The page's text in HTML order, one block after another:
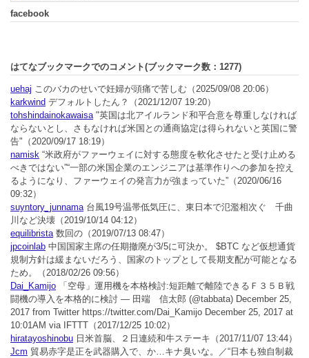
facebook
はてなブックマークでのコメント(ブックマーク数： 1277)
uehaj このバカのせいで妊婦が頭痛で苦しむ （2025/09/08 20:06）
karkwind デフォルトしたん？
（2021/12/07 19:20）
tohshindainokawaisa"英国は北アイルランド和平合意を尊重しなければ
ならないとし、さもなければ米国との通商協定は得られないと英国に警
告" （2020/09/17 18:19）
namisk “米政府がファーウェイに対する態度を軟化させたと受け止める
べきではない”“一部の米国企業のエンジニアは基準作りへの参加を控え
るようになり、ファーウェイの発言力が強まっていた” （2020/06/16
09:32）
suyntory_junnama台風19号温帯低気圧に、東日本で氾濫相次ぐ 千曲
川など決壊 （2019/10/14 04:12）
equilibrista数回の （2019/07/13 08:47）
jpcoinlab 中国国家主席の任期撤廃が3/5に可決か。 $BTC など仮想通貨
規制方針は緩まないだろう、国家のトップとして長期支配が可能となる
ため。
（2018/02/26 09:56）
Dai_Kamijo 「空母」運用機を本格検討:短距離で離陸できるＦ３５Ｂ戦
闘機の導入を本格的に検討 — 田端 信太郎 (@tabbata) December 25,
2017 from Twitter https://twitter.com/Dai_Kamijo December 25, 2017 at
10:01AM via IFTTT （2017/12/25 10:02）
hiratayoshinobu 日米首脳、２日連続和牛ステーキ （2017/11/07 13:44）
Jcm 貿易赤字是正を武器購入で、か…キナ臭いな。／“日本も独自制裁